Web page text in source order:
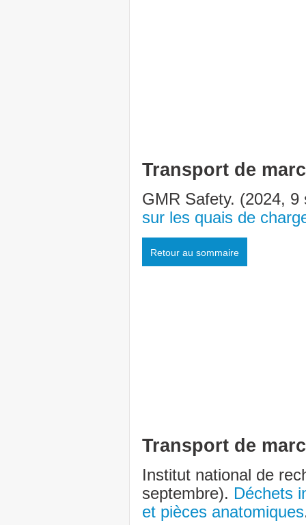
Transport de
GMR Safety. (2024,
sur les quais de
Retour au sommaire
Transport de
Institut national de
septembre). Déchets
et pièces anatomiques